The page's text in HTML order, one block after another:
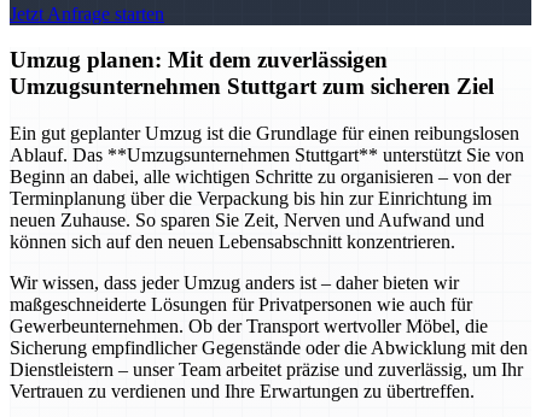
Jetzt Anfrage starten
Umzug planen: Mit dem zuverlässigen
Umzugsunternehmen Stuttgart zum sicheren Ziel
Ein gut geplanter Umzug ist die Grundlage für einen reibungslosen
Ablauf. Das **Umzugsunternehmen Stuttgart** unterstützt Sie von
Beginn an dabei, alle wichtigen Schritte zu organisieren – von der
Terminplanung über die Verpackung bis hin zur Einrichtung im
neuen Zuhause. So sparen Sie Zeit, Nerven und Aufwand und
können sich auf den neuen Lebensabschnitt konzentrieren.
Wir wissen, dass jeder Umzug anders ist – daher bieten wir
maßgeschneiderte Lösungen für Privatpersonen wie auch für
Gewerbeunternehmen. Ob der Transport wertvoller Möbel, die
Sicherung empfindlicher Gegenstände oder die Abwicklung mit den
Dienstleistern – unser Team arbeitet präzise und zuverlässig, um Ihr
Vertrauen zu verdienen und Ihre Erwartungen zu übertreffen.